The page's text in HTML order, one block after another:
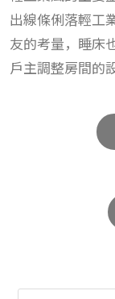
出線條俐落輕工
友的考量，睡床
戶主調整房間的